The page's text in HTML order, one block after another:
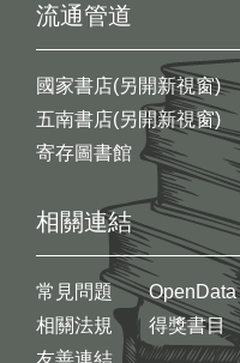
流通管道
國家書店(另開新視窗)
五南書店(另開新視窗)
寄存圖書館
相關連結
常見問題
相關法規
友善連結
OpenData
得獎書目